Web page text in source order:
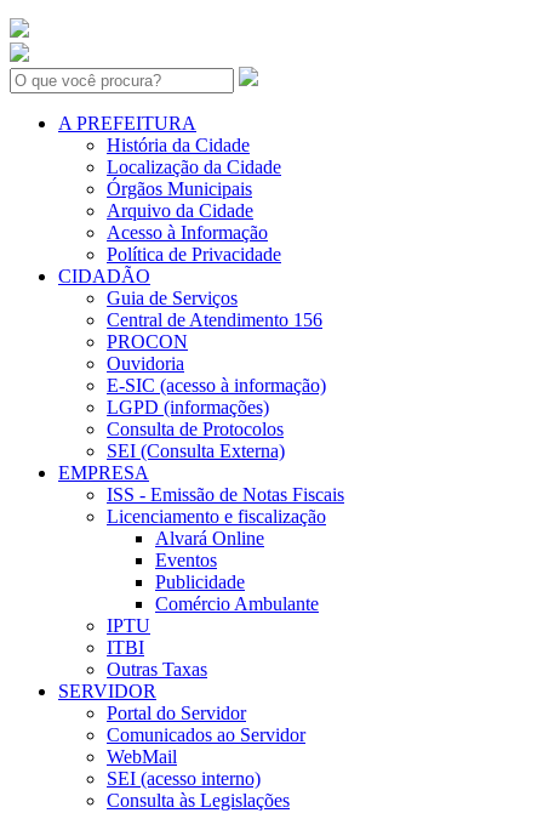
Search:
A PREFEITURA
História da Cidade
Localização da Cidade
Órgãos Municipais
Arquivo da Cidade
Acesso à Informação
Política de Privacidade
CIDADÃO
Guia de Serviços
Central de Atendimento 156
PROCON
Ouvidoria
E-SIC (acesso à informação)
LGPD (informações)
Consulta de Protocolos
SEI (Consulta Externa)
EMPRESA
ISS - Emissão de Notas Fiscais
Licenciamento e fiscalização
Alvará Online
Eventos
Publicidade
Comércio Ambulante
IPTU
ITBI
Outras Taxas
SERVIDOR
Portal do Servidor
Comunicados ao Servidor
WebMail
SEI (acesso interno)
Consulta às Legislações